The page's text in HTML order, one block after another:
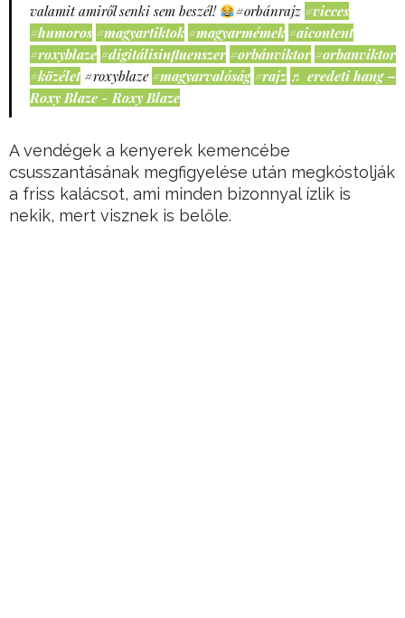
valamit amiről senki sem beszél!
#orbánrajz #vicces
#humoros #magyartiktok #magyarmémek #aicontent
#roxyblaze #digitálisinfluenszer #orbánviktor #orbanviktor
#közélet #roxyblaze #magyarvalóság #rajz ♬ eredeti hang –
Roxy Blaze - Roxy Blaze
A vendégek a kenyerek kemencébe
csusszantásának megfigyelése után megkóstolják
a friss kalácsot, ami minden bizonnyal ízlik is
nekik, mert visznek is belőle.